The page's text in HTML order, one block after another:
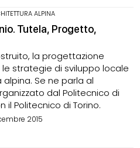
ALPINA
Tutela, Progetto,
la progettazione
strategie di sviluppo locale
Se ne parla al
dal Politecnico di
il Politecnico di Torino.
2015